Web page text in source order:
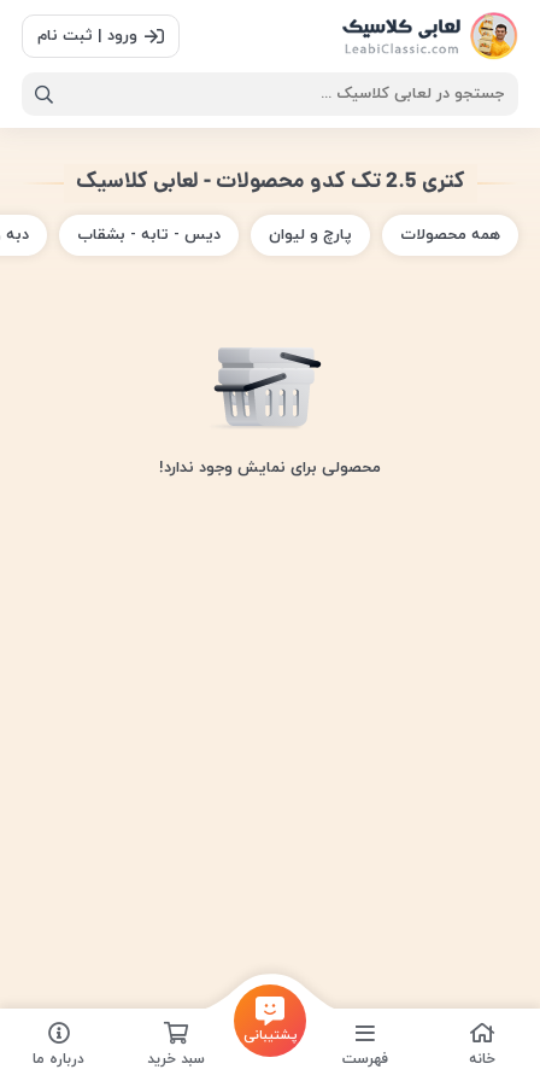
ورود | ثبت نام
کتری 2.5 تک کدو محصولات - لعابی کلاسیک
همه محصولات پارچ و لیوان دیس - تابه - بشقاب
محصولی برای نمایش وجود ندارد!
خانه فهرست درباره ما سبد خرید
پشتیبانی